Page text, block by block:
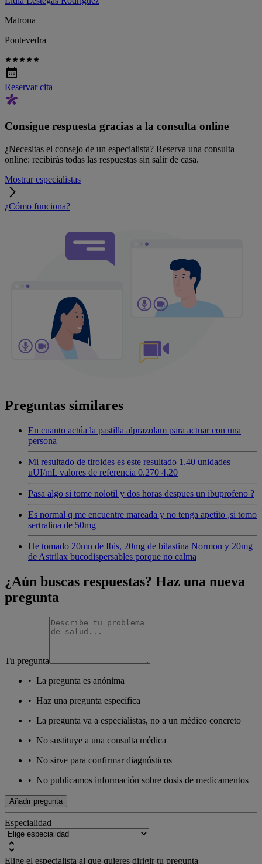
Matrona
Pontevedra
Reservar cita
Consigue respuesta gracias a la consulta online
¿Necesitas el consejo de un especialista? Reserva una consulta
online: recibirás todas las respuestas sin salir de casa.
Mostrar especialistas
¿Cómo funciona?
Preguntas similares
En cuanto actúa la pastilla alprazolam para actuar con una
persona
Mi resultado de tiroides es este resultado 1.40 unidades
uUI/mL valores de referencia 0.270 4.20
Pasa algo si tome nolotil y dos horas despues un ibuprofeno ?
Es normal q me encuentre mareada y no tenga apetito ,si tomo
sertralina de 50mg
He tomado 20mn de Ibis, 20mg de bilastina Normon y 20mg
de Astrilax bucodispersables porque no calma
¿Aún buscas respuestas? Haz una nueva
pregunta
Tu pregunta
• La pregunta es anónima
• Haz una pregunta específica
• La pregunta va a especialistas, no a un médico concreto
• No sustituye a una consulta médica
• No sirve para confirmar diagnósticos
• No publicamos información sobre dosis de medicamentos
Añadir pregunta
Especialidad
Elige el especialista al que quieres dirigir tu pregunta